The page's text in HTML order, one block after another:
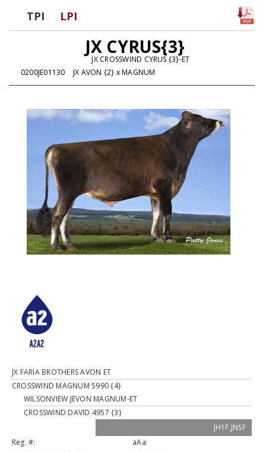
TPI LPI
JX CYRUS{3}
JX CROSSWIND CYRUS {3}-ET
0200JE01130
JX AVON {2} x MAGNUM
JX FARIA BROTHERS AVON ET
CROSSWIND MAGNUM 5990 {4}
WILSONVIEW JEVON MAGNUM-ET
CROSSWIND DAVID 4957 {3}
JH1F,JNSF
Reg. #:
aAa: